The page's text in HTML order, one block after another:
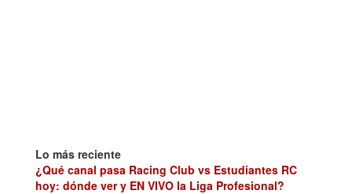
Lo más reciente
¿Qué canal pasa Racing Club vs Estudiantes RC
hoy: dónde ver y EN VIVO la Liga Profesional?